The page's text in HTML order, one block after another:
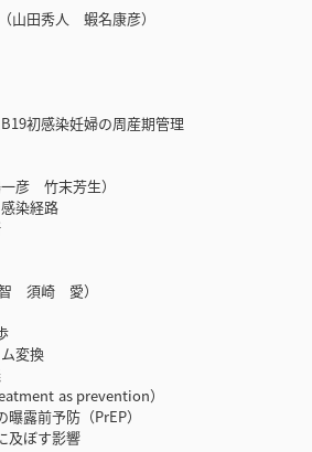
田秀人 蝦名康彦）
初感染妊婦の周産期管理
彦 竹末芳生）
染経路
須崎 愛）
変換
as prevention）
前予防（PrEP）
ぼす影響